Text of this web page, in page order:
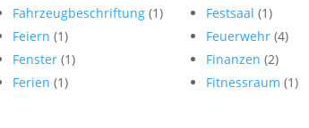
Fahrzeugbeschriftung (1)
Feiern (1)
Fenster (1)
Ferien (1)
Festsaal(1)
Feuerwehr(4)
Finanzen(2)
Fitnessraum(1)